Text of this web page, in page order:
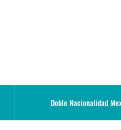
Doble Nacionalidad